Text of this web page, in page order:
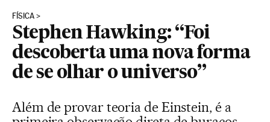
FÍSICA
Stephen Hawking: “Foi
descoberta uma nova forma
de se olhar o universo”
Além de provar teoria de Einstein, é a